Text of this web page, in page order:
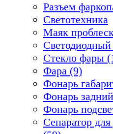
Разъем
Светотехника
Маяк
Светодиодный
Стекло фары
Фара (9)
Фонарь
Фонарь
Фонарь
Сепаратор